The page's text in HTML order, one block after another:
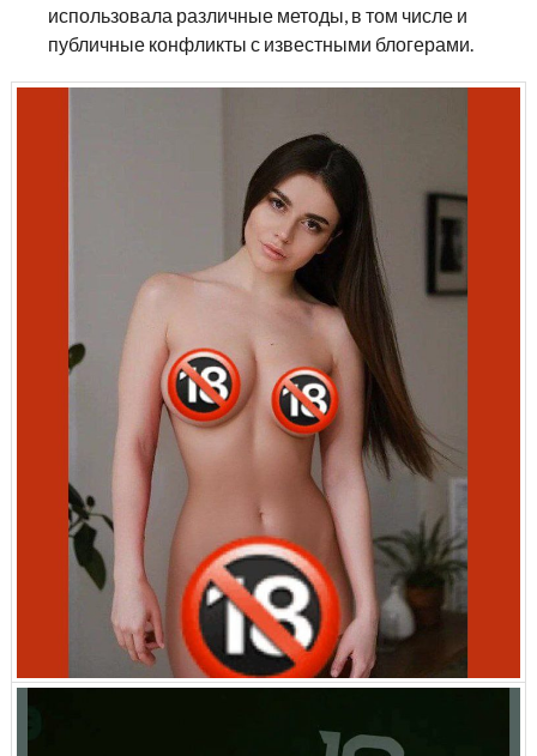
использовала различные методы, в том числе и
публичные конфликты с известными блогерами.